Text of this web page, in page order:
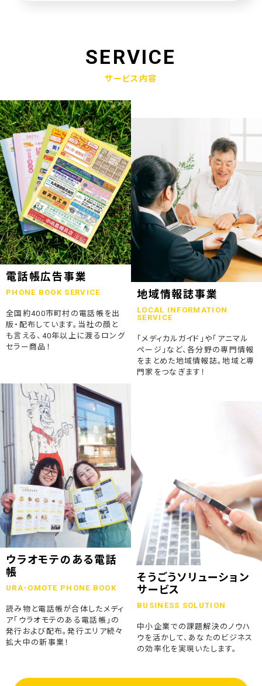
2024.12.17
赤穂市版「わたしの終活覚書」が神戸新聞に掲載されました
2024.11.14
エンディングノート「わたしの終活覚書」書き方講座開催
2024.10.25
赤穂市エンディングノート「わたしの終活覚書」発刊式にて
2024.06.17
「未来創造企業」の第9期に認定されました
2023.07.24
終活ガイド「旅じたくノート」を発行しました
2023.04.04
そうごうページが電子書籍化！
「ウラオモテのある電話帳」がメディアに紹介されました
2023.01.13
弊社顧問税理士小関先生ラジオご出演
SERVICE
サービス内容
電話帳広告事業
PHONE BOOK SERVICE
全国約400市町村の電話帳を出
版・配布しています。当社の顔と
も言える、40年以上に渡るロング
セラー商品！
地域情報誌事業
LOCAL INFORMATION
SERVICE
「メディカルガイド」や「アニマル
ページ」など、各分野の専門情報
をまとめた地域情報誌。地域と専
門家をつなぎます！
ウラオモテのある電話
帳
URA-OMOTE PHONE BOOK
読み物と電話帳が合体したメディ
ア「ウラオモテのある電話帳」の
発行および配布。発行エリア続々
拡大中の新事業！
そうごうソリューション
サービス
BUSINESS SOLUTION
中小企業での課題解決のノウハ
ウを活かして、あなたのビジネス
の効率化を実現いたします。